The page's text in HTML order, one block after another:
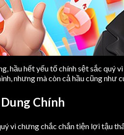
hầu hết yếu tố chính sệt sắc quý
nhưng mà còn cả hầu cũng như
Chính
vì chưng chắc chắn tiện lợi tậu